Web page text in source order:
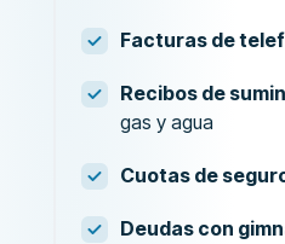
Facturas de
Recibos de
gas y agua
Cuotas de
Deudas con